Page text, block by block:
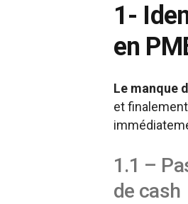
1-
en
Le manque
et
1.1 –
de cash